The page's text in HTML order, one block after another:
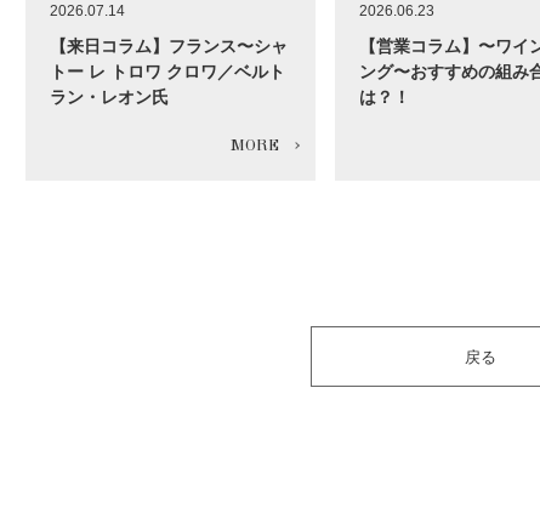
2026.07.14
【来日コラム】フランス〜シャ
トー レ トロワ クロワ／ベルト
ラン・レオン氏
2026.06.23
【営業コラム】〜ワイ
ング〜おすすめの組み
は？！
戻る